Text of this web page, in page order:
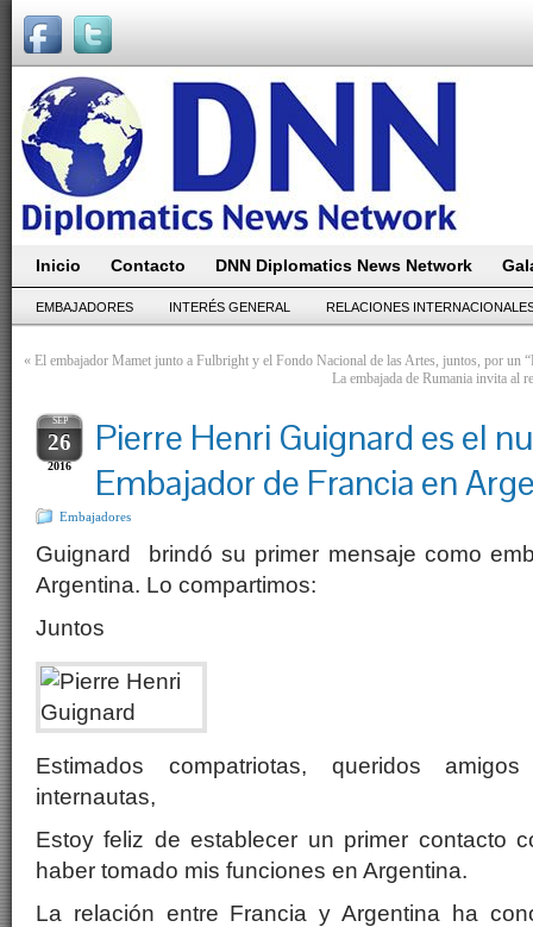
Inicio Contacto DNN Diplomatics News Network
EMBAJADORES INTERÉS GENERAL RELACIONES
« El embajador Mamet junto a Fulbright y el Fondo Nacional de las Artes, juntos, por un
La embajada de Rumania invita al
SEP
26
2016
Pierre Henri Guignard es el
Embajador de Francia en
Embajadores
Guignard brindó su primer mensaje como
Argentina. Lo compartimos:
Juntos
Estimados compatriotas, queridos
internautas,
Estoy feliz de establecer un primer contacto
haber tomado mis funciones en Argentina.
La relación entre Francia y Argentina ha